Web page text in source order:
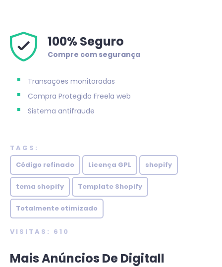
100% Seguro
Compre com segurança
Transações monitoradas
Compra Protegida Freela web
Sistema antifraude
TAGS:
Código refinado
Licença GPL shopify
tema shopify Template Shopify
Totalmente otimizado
VISITAS: 610
Mais Anúncios De Digitall